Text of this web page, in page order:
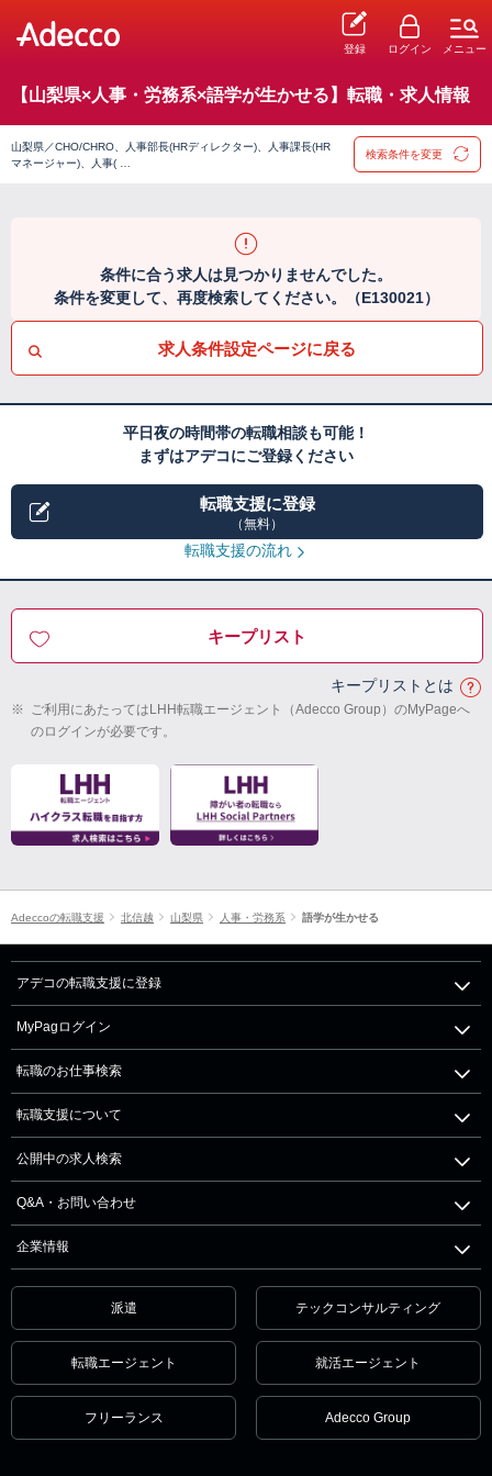
登録 ログイン メニュー
【山梨県×人事・労務系×語学が生かせる】転職・求人情報
山梨県／CHO/CHRO、人事部長(HRディレクター)、人事課長(HR
マネージャー)、人事( …
検索条件を変更
条件に合う求人は見つかりませんでした。
条件を変更して、再度検索してください。（E130021）
求人条件設定ページに戻る
平日夜の時間帯の転職相談も可能！
まずはアデコにご登録ください
転職支援に登録
（無料）
転職支援の流れ
キープリスト
キープリストとは
※ ご利用にあたってはLHH転職エージェント（Adecco Group）のMyPageへ
のログインが必要です。
Adeccoの転職支援 北信越 山梨県 人事・労務系 語学が生かせる
アデコの転職支援に登録
MyPagログイン
転職のお仕事検索
転職支援について
公開中の求人検索
Q&A・お問い合わせ
企業情報
派遣 テックコンサルティング
転職エージェント 就活エージェント
フリーランス Adecco Group